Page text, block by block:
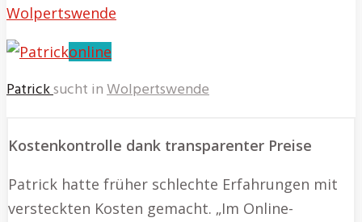
Wolpertswende
online
Patricksucht inWolpertswende
Kostenkontrolle dank transparenter Preise
Patrick hatte früher schlechte Erfahrungen mit
versteckten Kosten gemacht. „Im Online-